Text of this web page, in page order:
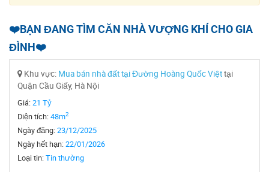
❤️BẠN ĐANG TÌM CĂN NHÀ VƯỢNG KHÍ CHO GIA
ĐÌNH❤️
Khu vực: Mua bán nhà đất tại Đường Hoàng Quốc Việttại
Quận Cầu Giấy, Hà Nội
Giá:21 Tỷ
Diện tích:48m2
Ngày đăng:23/12/2025
Ngày hết hạn:22/01/2026
Loại tin:Tin thường